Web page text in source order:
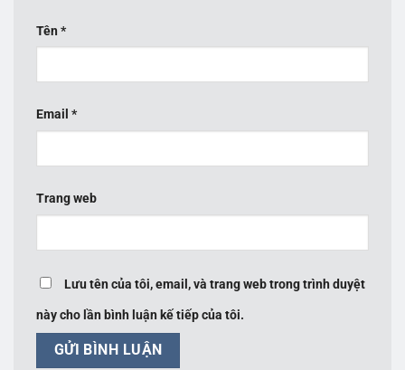
Tên *
Email *
Trang web
Lưu tên của tôi, email, và trang web trong trình duyệt
này cho lần bình luận kế tiếp của tôi.